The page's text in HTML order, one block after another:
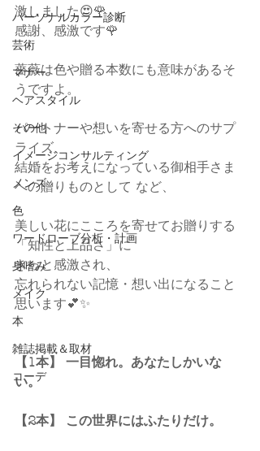
パーソナルカラー診断
芸術
マナー
ヘアスタイル
その他
イメージコンサルティング
メンズ
色
ワードローブ分析・計画
身嗜み
メイク
本
雑誌掲載＆取材
コーデ
激しました😍🌹
感謝、感激です🌹
薔薇は色や贈る本数にも意味があるそ
うですよ。
パートナーや想いを寄せる方へのサプ
ライズ、
結婚をお考えになっている御相手さま
への贈りものとして など、
美しい花にこころを寄せてお贈りする
「知性と上品さ」に
きっと感激され、
忘れられない記憶・想い出になること
思います💕✨
【1本】 一目惚れ。あなたしかいな
い。
【2本】 この世界にはふたりだけ。